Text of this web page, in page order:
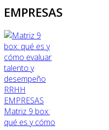
EMPRESAS
RRHH
EMPRESAS
Matriz 9 box:
qué es y cómo